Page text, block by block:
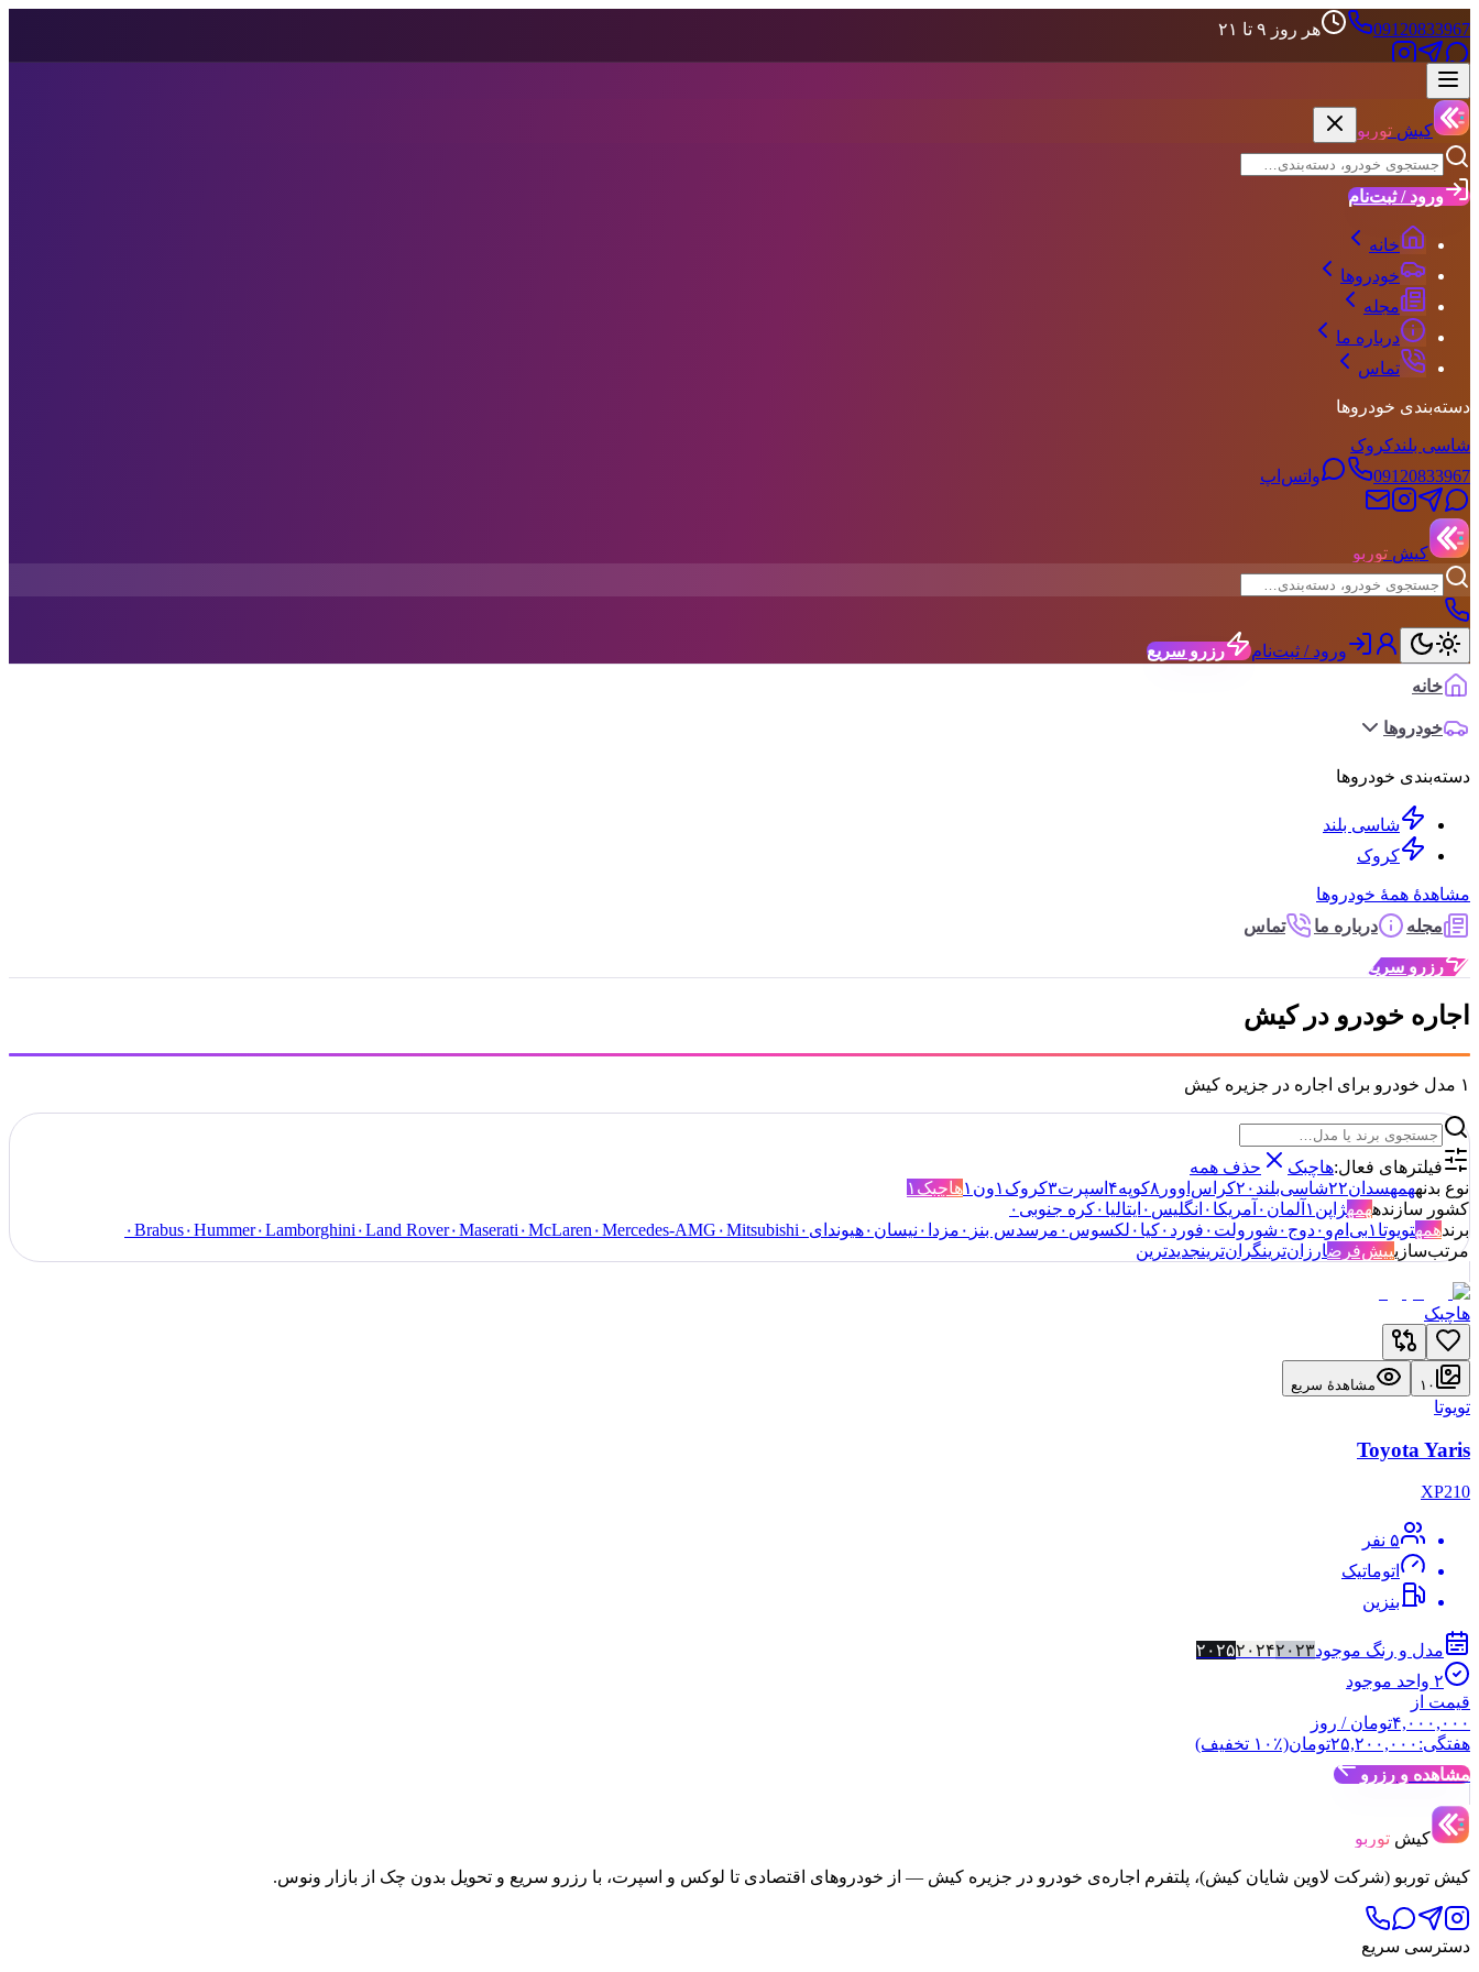
09120833967 هر روز ۹ تا ۲۱
علاقه‌مندی‌ها
کیش توربو
ورود / ثبت‌نام
خانه
خودروها
مجله
درباره ما
تماس
دسته‌بندی خودروها
شاسی بلندکروک
09120833967
واتس‌اپ
کیش توربو
ورود / ثبت‌نام
رزرو سریع
خانه
خودروها
دسته‌بندی خودروها
شاسی بلند
کروک
مشاهدهٔ همهٔ خودروها
مجله
درباره ما تماس
رزرو سریع
اجاره خودرو در کیش
۱ مدل خودرو برای اجاره در جزیره کیش
فیلترهای فعال:هاچبک
حذف همه
نوع بدنههمهسدان۲۲شاسی‌بلند ۲۰کراس‌اوور ۸کوپه۴ اسپرت۳کروک ۱ون ۱هاچبک ۱
کشور سازندههمهژاپن ۱ آلمان ۰ آمریکا ۰ انگلیس ۰ ایتالیا ۰کره جنوبی ۰
برندهمهتویوتا ۱بی‌ام‌و ۰دوج ۰ شورولت ۰ فورد ۰کیا ۰ لکسوس ۰ مرسدس بنز ۰ مزدا ۰ نیسان ۰هیوندای ۰Brabus۰Hummer۰Lamborghini ۰Land Rover۰Maserati ۰McLaren ۰Mercedes-AMG ۰Mitsubishi ۰
مرتب‌سازیپیش‌فرضارزان‌ترینگران‌ترینجدیدترین
هاچبک
۱۰ مشاهدهٔ سریع
تویوتا
Toyota Yaris
XP210
۵ نفر
اتوماتیک
بنزین
مدل و رنگ موجود ۲۰۲۵۲۰۲۴۲۰۲۳
۲ واحد موجود
قیمت از
۴,۰۰۰,۰۰۰تومان / روز
هفتگی: ۲۵,۲۰۰,۰۰۰تومان(٪ ۱۰ تخفیف)
مشاهده و رزرو
کیش توربو
کیش توربو (شرکت لاوین شایان کیش)، پلتفرم اجاره‌ی خودرو در جزیره کیش — از خودروهای اقتصادی تا لوکس و اسپرت، با رزرو سریع و تحویل بدون چک از بازار ونوس.
دسترسی سریع